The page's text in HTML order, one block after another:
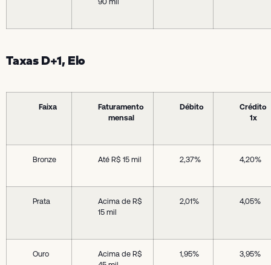
Taxas D+1, Elo
Faixa
Faturamento
mensal
Débito
Crédito
1x
Bronze Até R$ 15 mil 2,37% 4,20%
Prata
Acima de R$
15 mil
2,01% 4,05%
Ouro
Acima de R$
1,95% 3,95%